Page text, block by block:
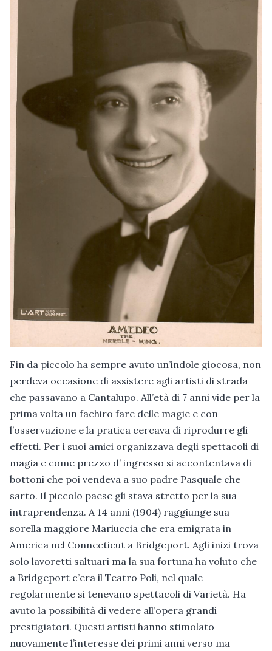
Fin da piccolo ha sempre avuto un’indole giocosa, non
perdeva occasione di assistere agli artisti di strada
che passavano a Cantalupo. All’età di 7 anni vide per la
prima volta un fachiro fare delle magie e con
l’osservazione e la pratica cercava di riprodurre gli
effetti. Per i suoi amici organizzava degli spettacoli di
magia e come prezzo d’ ingresso si accontentava di
bottoni che poi vendeva a suo padre Pasquale che
sarto. Il piccolo paese gli stava stretto per la sua
intraprendenza. A 14 anni (1904) raggiunge sua
sorella maggiore Mariuccia che era emigrata in
America nel Connecticut a Bridgeport. Agli inizi trova
solo lavoretti saltuari ma la sua fortuna ha voluto che
a Bridgeport c’era il Teatro Poli, nel quale
regolarmente si tenevano spettacoli di Varietà. Ha
avuto la possibilità di vedere all’opera grandi
prestigiatori. Questi artisti hanno stimolato
nuovamente l’interesse dei primi anni verso ma